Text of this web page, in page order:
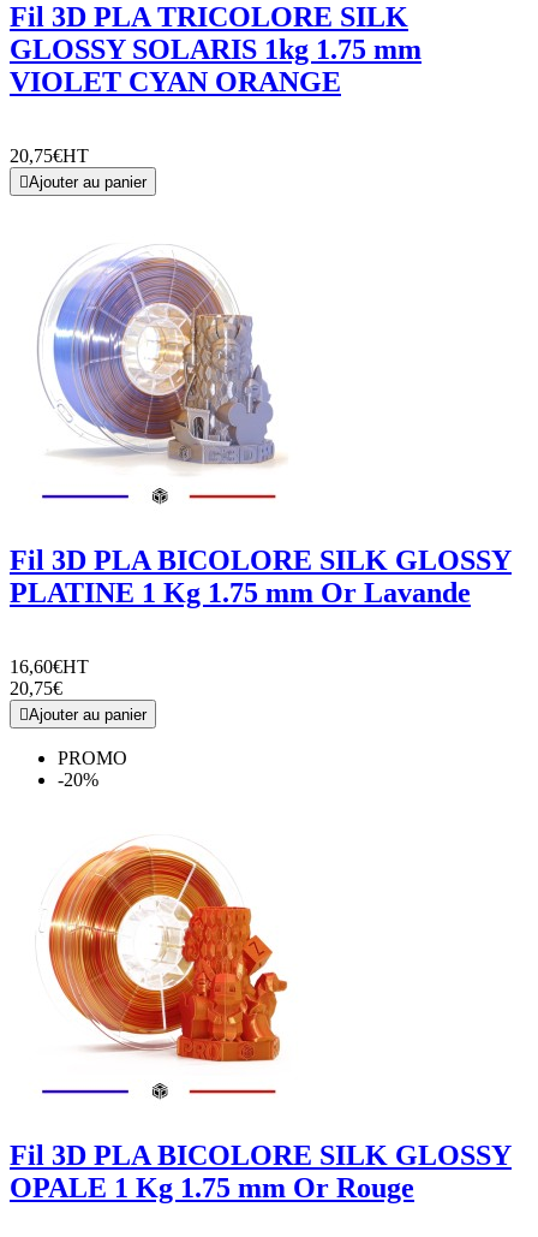
Fil 3D PLA TRICOLORE SILK
GLOSSY SOLARIS 1kg 1.75 mm
VIOLET CYAN ORANGE
20,75€HT
Ajouter au panier
Fil 3D PLA BICOLORE SILK GLOSSY
PLATINE 1 Kg 1.75 mm Or Lavande
16,60€HT
20,75€
Ajouter au panier
PROMO
-20%
Fil 3D PLA BICOLORE SILK GLOSSY
OPALE 1 Kg 1.75 mm Or Rouge